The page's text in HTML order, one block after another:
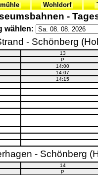
Wohldorf
-
wählen:
- Schönberg
13
P
14:00
14:07
14:15
- Schönberg
14
P